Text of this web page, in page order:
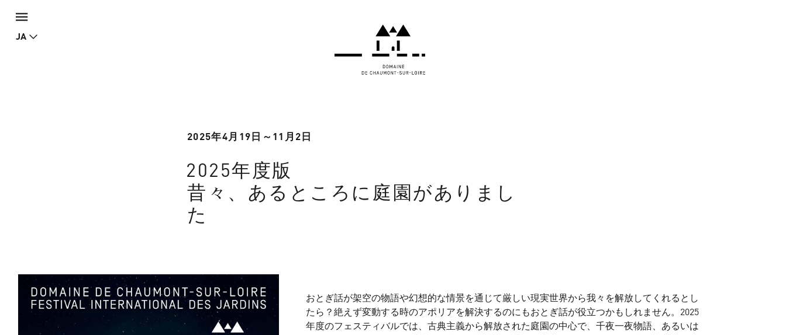
JA
2025年4月19日～11月2日
2025年度版
昔々、あるところに庭園がありまし
た
おとぎ話が架空の物語や幻想的な情景を通じて厳しい現実世界から我々を解放してくれるとし
たら？絶えず変動する時のアポリアを解決するのにもおとぎ話が役立つかもしれません。2025
年度のフェスティバルでは、古典主義から解放された庭園の中心で、千夜一夜物語、あるいは